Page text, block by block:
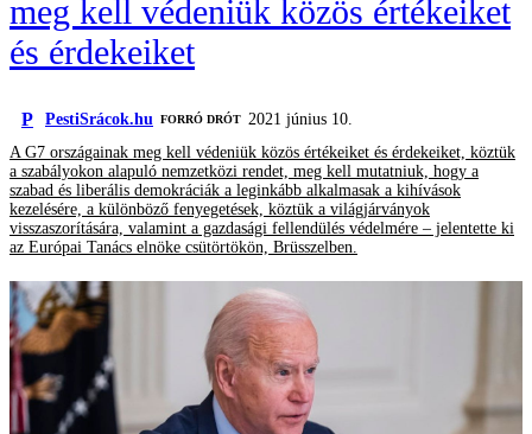
meg kell védeniük közös értékeiket
és érdekeiket
P PestiSrácok.hu FORRÓ DRÓT 2021 június 10.
A G7 országainak meg kell védeniük közös értékeiket és érdekeiket, köztük
a szabályokon alapuló nemzetközi rendet, meg kell mutatniuk, hogy a
szabad és liberális demokráciák a leginkább alkalmasak a kihívások
kezelésére, a különböző fenyegetések, köztük a világjárványok
visszaszorítására, valamint a gazdasági fellendülés védelmére – jelentette ki
az Európai Tanács elnöke csütörtökön, Brüsszelben.